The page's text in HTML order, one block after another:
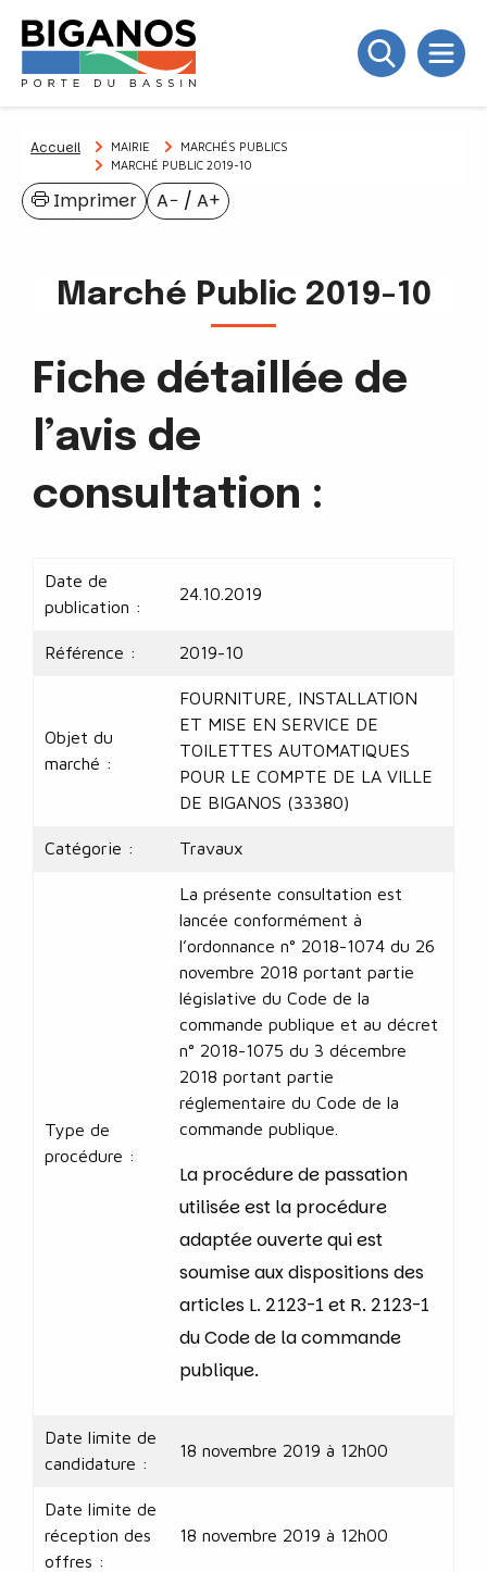
Accueil MAIRIE
MARCHÉS PUBLICS
MARCHÉ PUBLIC 2019-10
A− / A+
Imprimer
Marché Public 2019-10
Fiche détaillée de
l’avis de
consultation :
Date de
publication :
24.10.2019
Référence : 2019-10
Objet du
marché :
FOURNITURE, INSTALLATION
ET MISE EN SERVICE DE
TOILETTES AUTOMATIQUES
POUR LE COMPTE DE LA VILLE
DE BIGANOS (33380)
Catégorie : Travaux
Type de
procédure :
La présente consultation est
lancée conformément à
l’ordonnance n° 2018-1074 du 26
novembre 2018 portant partie
législative du Code de la
commande publique et au décret
n° 2018-1075 du 3 décembre
2018 portant partie
réglementaire du Code de la
commande publique.
La procédure de passation
utilisée est la procédure
adaptée ouverte qui est
soumise aux dispositions des
articles L. 2123-1 et R. 2123-1
du Code de la commande
publique.
Date limite de
candidature :
18 novembre 2019 à 12h00
Date limite de
réception des
offres :
18 novembre 2019 à 12h00